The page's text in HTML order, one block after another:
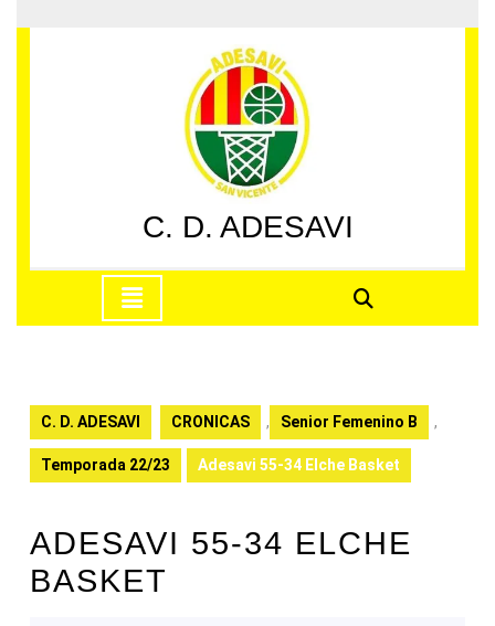
al
C. D. ADESAVI
apertura
C. D. ADESAVI CRONICAS , Senior Femenino B ,
Temporada 22/23 Adesavi 55-34 Elche Basket
ADESAVI 55-34 ELCHE
BASKET